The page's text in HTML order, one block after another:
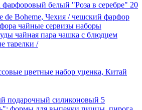
фарфоровый белый "Роза в серебре" 20
de Boheme, Чехия / чешский фарфор
чайные сервизы наборы
чайная пара чашка с блюдцем
тарелки /
цветные набор уценка, Китай
подарочный силиконовый 5